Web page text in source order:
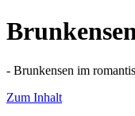
- Brunkensen im
Zum Inhalt